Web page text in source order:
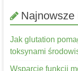
Najnowsze
Jak glutation
toksynami
Wsparcie funkcji